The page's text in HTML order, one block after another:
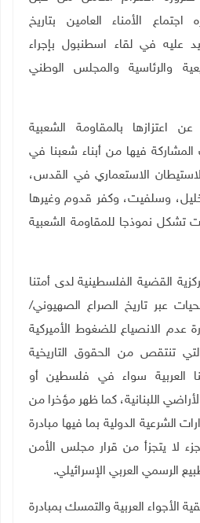
الأمناء العامين بتاريخ
عليه في لقاء اسطنبول بإجراء
والرئاسية والمجلس الوطني
عن اعتزازها بالمقاومة الشعبية
فيها من أبناء شعبنا في
الاستعماري في القدس،
وسلفيت، وكفر قدوم وغيرها
تشكل نموذجا للمقاومة الشعبية
القضية الفلسطينية لدى أمتنا
عبر تاريخ الصراع الصهيوني/
عدم الانصياع للضغوط الأميركية
تنتقص من الحقوق التاريخية
العربية سواء في فلسطين أو
اللبنانية، كما ظهر مؤخرا من
الشرعية الدولية بما فيها مبادرة
لا يتجزأ من قرار مجلس الأمن
الأجواء العربية والتمسك بمبادرة